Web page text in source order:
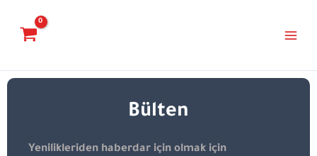
Bülten​
Yenilikleriden haberdar için olmak için